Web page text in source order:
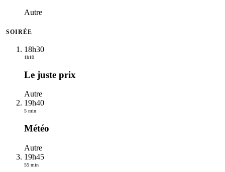
Autre
SOIRÉE
18h30
1h10
Le juste prix
Autre
19h40
5 min
Météo
Autre
19h45
55 min